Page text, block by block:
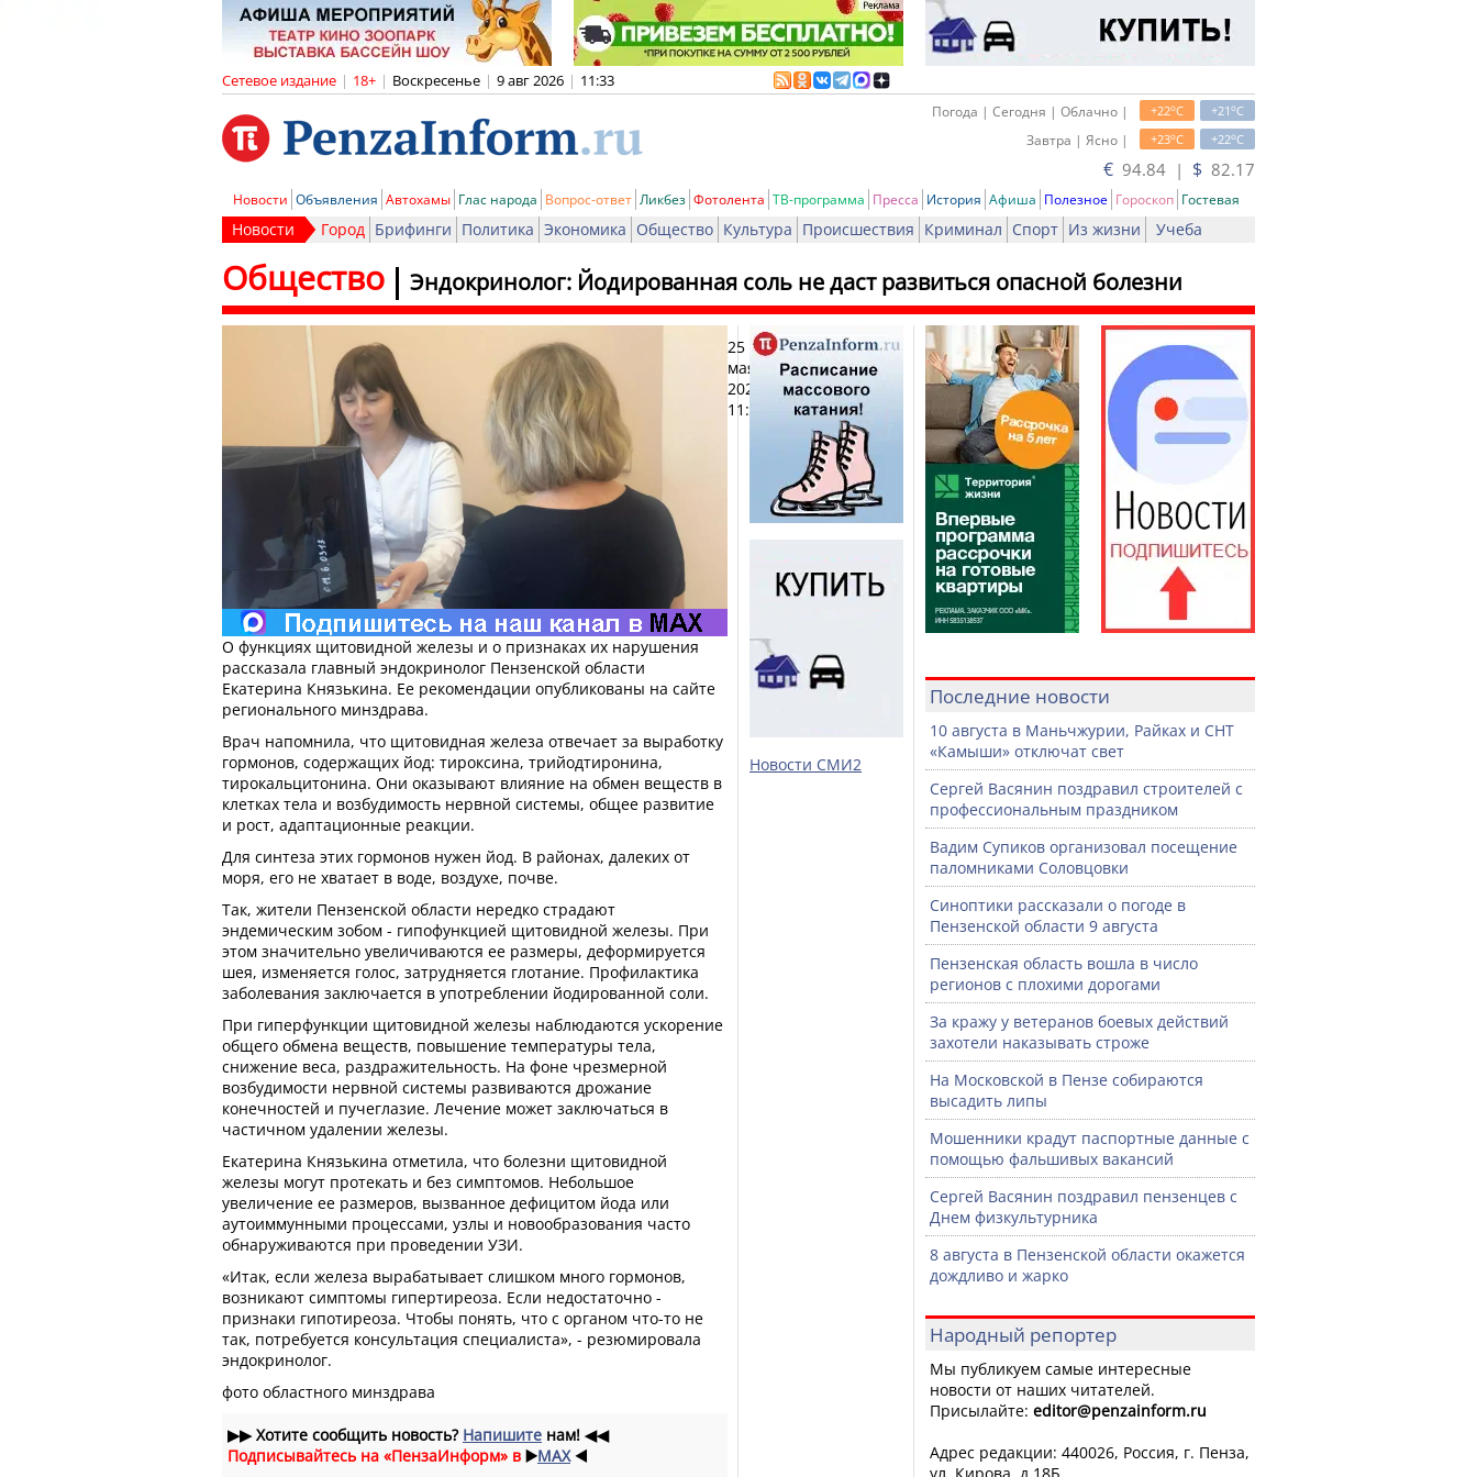
Сетевое издание | 18+ | Воскресенье | 9 авг 2026 | 11:33
+21oC
+22oC
Погода | Сегодня | Облачно |
+22oC
+23oC
Завтра | Ясно |
€ 94.84 | $ 82.17
Новости Объявления Автохамы Глас народа Вопрос-ответ Ликбез Фотолента ТВ-программа Пресса История Афиша Полезное Гороскоп Гостевая
Новости Город Брифинги Политика Экономика Общество Культура Происшествия Криминал Спорт Из жизни Учеба
Эндокринолог: Йодированная соль не даст развиться опасной болезни
Общество
25
мая
2024,
11:23
Печать
О функциях щитовидной железы и о признаках их нарушения
рассказала главный эндокринолог Пензенской области
Екатерина Князькина. Ее рекомендации опубликованы на сайте
регионального минздрава.
Врач напомнила, что щитовидная железа отвечает за выработку
гормонов, содержащих йод: тироксина, трийодтиронина,
тирокальцитонина. Они оказывают влияние на обмен веществ в
клетках тела и возбудимость нервной системы, общее развитие
и рост, адаптационные реакции.
Для синтеза этих гормонов нужен йод. В районах, далеких от
моря, его не хватает в воде, воздухе, почве.
Так, жители Пензенской области нередко страдают
эндемическим зобом - гипофункцией щитовидной железы. При
этом значительно увеличиваются ее размеры, деформируется
шея, изменяется голос, затрудняется глотание. Профилактика
заболевания заключается в употреблении йодированной соли.
При гиперфункции щитовидной железы наблюдаются ускорение
общего обмена веществ, повышение температуры тела,
снижение веса, раздражительность. На фоне чрезмерной
возбудимости нервной системы развиваются дрожание
конечностей и пучеглазие. Лечение может заключаться в
частичном удалении железы.
Екатерина Князькина отметила, что болезни щитовидной
железы могут протекать и без симптомов. Небольшое
увеличение ее размеров, вызванное дефицитом йода или
аутоиммунными процессами, узлы и новообразования часто
обнаруживаются при проведении УЗИ.
«Итак, если железа вырабатывает слишком много гормонов,
возникают симптомы гипертиреоза. Если недостаточно -
признаки гипотиреоза. Чтобы понять, что с органом что-то не
так, потребуется консультация специалиста», - резюмировала
эндокринолог.
фото областного минздрава
▶▶Хотите сообщить новость? Напишите нам! ◀◀
Подписывайтесь на «ПензаИнформ» в ▶️MAX ◀️
Новости СМИ2
Последние новости
10 августа в Маньчжурии, Райках и СНТ
«Камыши» отключат свет
Сергей Васянин поздравил строителей с
профессиональным праздником
Вадим Супиков организовал посещение
паломниками Соловцовки
Синоптики рассказали о погоде в
Пензенской области 9 августа
Пензенская область вошла в число
регионов с плохими дорогами
За кражу у ветеранов боевых действий
захотели наказывать строже
На Московской в Пензе собираются
высадить липы
Мошенники крадут паспортные данные с
помощью фальшивых вакансий
Сергей Васянин поздравил пензенцев с
Днем физкультурника
8 августа в Пензенской области окажется
дождливо и жарко
Народный репортер
Мы публикуем самые интересные
новости от наших читателей.
Присылайте: editor@penzainform.ru
Адрес редакции: 440026, Россия, г. Пенза,